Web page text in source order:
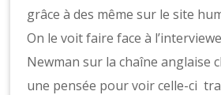
grâce à des même sur le site
On le voit faire face à
Newman sur la chaîne anglaise
une pensée pour voir celle-ci